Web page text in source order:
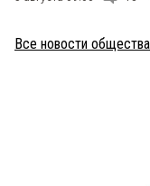
Все новости общества